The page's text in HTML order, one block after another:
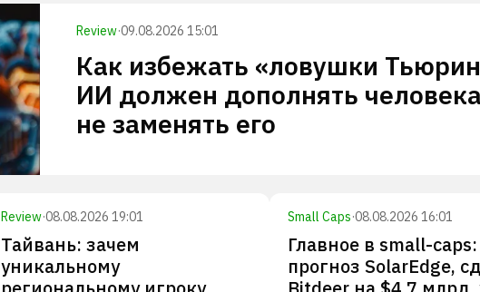
Review·09.08.2026 15:01
Как избежать «ловушки
ИИ должен дополнять
не заменять его
Review·08.08.2026 19:01
Тайвань: зачем
уникальному
Small Caps·08.08.2026 16:01
Главное в small-caps:
прогноз SolarEdge,